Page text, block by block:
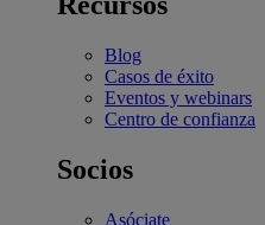
Blog
Casos de éxito
Eventos y webinars
Centro de confianza
Socios
Asóciate